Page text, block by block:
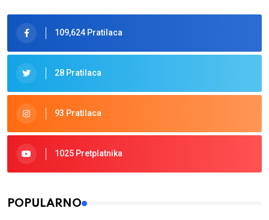
109,624 Pratilaca
28 Pratilaca
93 Pratilaca
1025 Pretplatnika
POPULARNO